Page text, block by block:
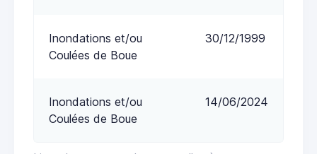
Inondations et/ou
Coulées de Boue
30/12/1999
Inondations et/ou
Coulées de Boue
14/06/2024